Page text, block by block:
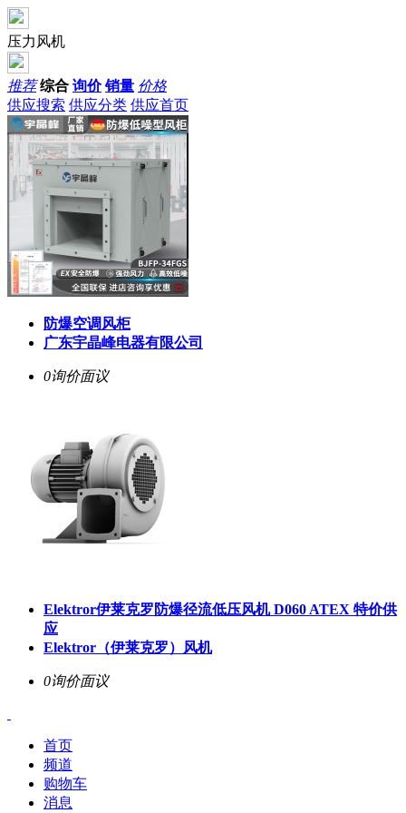
压力风机
推荐 综合 询价 销量 价格
供应搜索 供应分类 供应首页
防爆空调风柜
广东宇晶峰电器有限公司
0询价面议
​Elektror伊莱克罗防爆径流低压风机 D060 ATEX 特价供
应
Elektror（伊莱克罗）风机
0询价面议
首页
频道
购物车
消息